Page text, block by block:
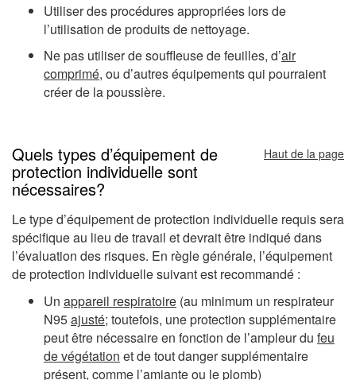
Utiliser des procédures appropriées lors de
l’utilisation de produits de nettoyage.
Ne pas utiliser de souffleuse de feuilles, d’air
comprimé, ou d’autres équipements qui pourraient
créer de la poussière.
Quels types d’équipement de
protection individuelle sont
nécessaires?
Haut de la page
Le type d’équipement de protection individuelle requis sera
spécifique au lieu de travail et devrait être indiqué dans
l’évaluation des risques. En règle générale, l’équipement
de protection individuelle suivant est recommandé :
Un appareil respiratoire (au minimum un respirateur
N95ajusté; toutefois, une protection supplémentaire
peut être nécessaire en fonction de l’ampleur du feu
de végétation et de tout danger supplémentaire
présent, comme l’amianteou leplomb)